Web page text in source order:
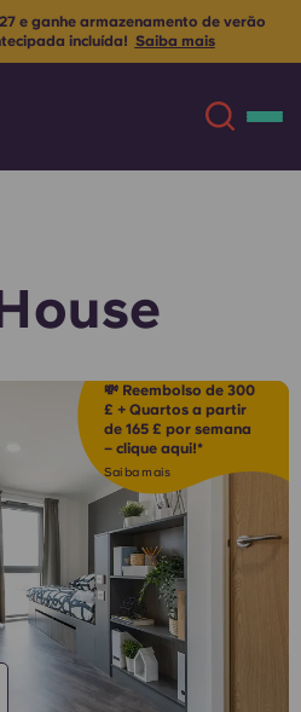
Língua
(GB)
(US)
agora
Español
Deutsch
French
e ganhe armazenamento de verão
incluída! Saiba mais
💸 Reembolso de 300
£ + Quartos a partir
de 165 £ por semana
– clique aqui!*
Saiba mais